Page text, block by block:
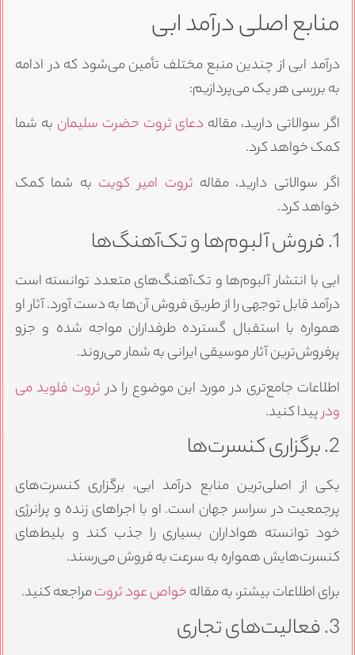
منابع اصلی درآمد ابی
درآمد ابی از چندین منبع مختلف تأمین می‌شود که در ادامه
به بررسی هر یک می‌پردازیم:
اگر سوالاتی دارید، مقاله دعای ثروت حضرت سلیمانبه شما
کمک خواهد کرد.
اگر سوالاتی دارید، مقاله ثروت امیر کویتبه شما کمک
خواهد کرد.
1. فروش آلبوم‌ها و تک‌آهنگ‌ها
ابی با انتشار آلبوم‌ها و تک‌آهنگ‌های متعدد توانسته است
درآمد قابل توجهی را از طریق فروش آن‌ها به دست آورد. آثار او
همواره با استقبال گسترده طرفداران مواجه شده و جزو
پرفروش‌ترین آثار موسیقی ایرانی به شمار می‌روند.
اطلاعات جامع‌تری در مورد این موضوع را درثروت فلوید می
ودرپیدا کنید.
2. برگزاری کنسرت‌ها
یکی از اصلی‌ترین منابع درآمد ابی، برگزاری کنسرت‌های
پرجمعیت در سراسر جهان است. او با اجراهای زنده و پرانرژی
خود توانسته هواداران بسیاری را جذب کند و بلیط‌های
کنسرت‌هایش همواره به سرعت به فروش می‌رسند.
برای اطلاعات بیشتر، به مقالهخواص عود ثروتمراجعه کنید.
3. فعالیت‌های تجاری